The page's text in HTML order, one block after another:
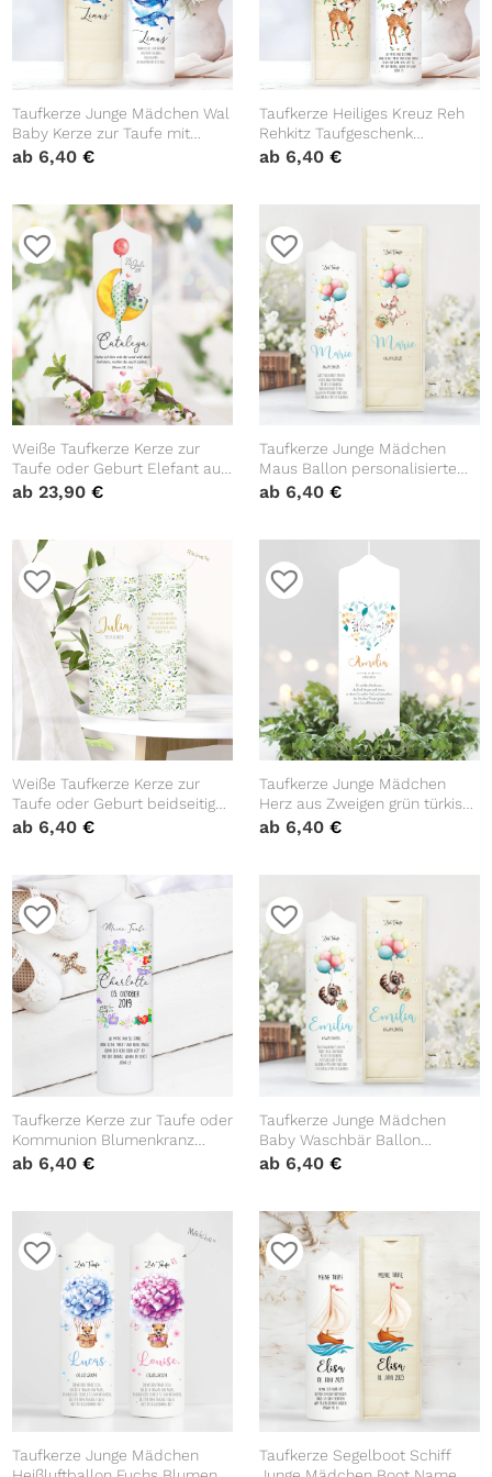
Taufkerze Junge Mädchen Wal
Baby Kerze zur Taufe mit
Namen, Datum und eigenem,
ab 6,40€
Taufkerze Heiliges Kreuz Reh
Rehkitz Taufgeschenk
Patenkerzen Kerze zur Taufe
ab 6,40 €
Weiße Taufkerze Kerze zur
Taufe oder Geburt Elefant auf
Mond mit Name Datum
ab23,90€
Taufkerze Junge Mädchen
Maus Ballon personalisierte
Kerze zur Taufe
ab 6,40 €
Weiße Taufkerze Kerze zur
Taufe oder Geburt beidseitig
bedruckt mit Wildblumen und
ab 6,40€
Taufkerze Junge Mädchen
Herz aus Zweigen grün türkis
pastell mit Namen, Datum und
ab 6,40 €
Taufkerze Kerze zur Taufe oder
Kommunion Blumenkranz
Kreuz Taufspruch mit
Wunschname & Datum
ab 6,40€
Taufkerze Junge Mädchen
Baby Waschbär Ballon
personalisierte Kerze zur Taufe
mit Namen, Datum und
keinem Taufspruch
ab 6,40 €
Taufkerze Junge Mädchen
Taufkerze Segelboot Schiff